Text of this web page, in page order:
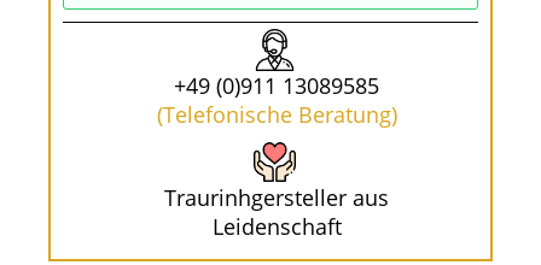
+49 (0)911 13089585
(Telefonische Beratung)
Traurinhgersteller aus
Leidenschaft